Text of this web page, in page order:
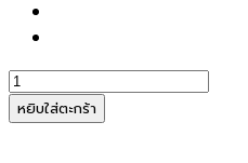
จำนวน
ตรายาง
หมึก
หยิบใส่ตะกร้า